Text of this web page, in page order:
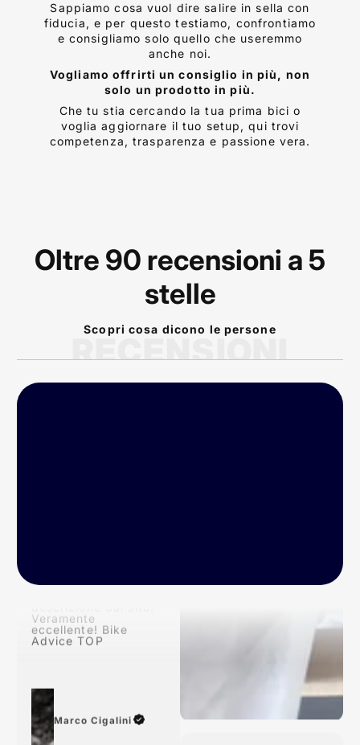
Sappiamo cosa vuol dire salire in sella con
fiducia, e per questo testiamo, confrontiamo
e consigliamo solo quello che useremmo
anche noi.
Vogliamo offrirti un consiglio in più, non
solo un prodotto in più.
Che tu stia cercando la tua prima bici o
voglia aggiornare il tuo setup, qui trovi
competenza, trasparenza e passione vera.
Oltre 90 recensioni a 5
stelle
Scopri cosa dicono le persone
RECENSIONI
eccellente! Bike
Advice TOP
Marco Cigalini